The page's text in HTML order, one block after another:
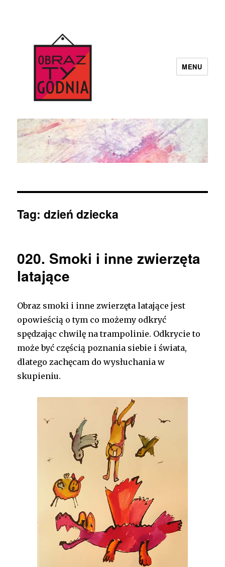
Obraz Tygodnia
MENU
Tag:dzień dziecka
020. Smoki i inne zwierzęta
latające
Obraz smoki i inne zwierzęta latające jest
opowieścią o tym co możemy odkryć
spędzając chwilę na trampolinie. Odkrycie to
może być częścią poznania siebie i świata,
dlatego zachęcam do wysłuchania w
skupieniu.